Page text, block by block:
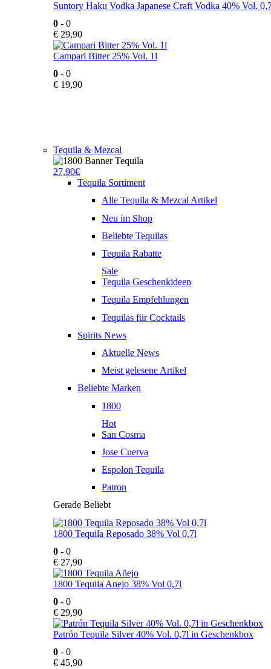
Suntory Haku Vodka Japanese Craft Vodka 40% Vol.
0 - 0
€ 29,90
Campari Bitter 25% Vol. 1l
0 - 0
€ 19,90
Tequila & Mezcal
27,90€
Tequila Sortiment
Alle Tequila & Mezcal Artikel
Neu im Shop
Beliebte Tequilas
Tequila Rabatte
Sale
Tequila Geschenkideen
Tequila Empfehlungen
Tequilas für Cocktails
Spirits News
Aktuelle News
Meist gelesene Artikel
Beliebte Marken
1800
Hot
San Cosma
Jose Cuerva
Espolon Tequila
Patron
Gerade Beliebt
1800 Tequila Reposado 38% Vol 0,7l
0 - 0
€ 27,90
1800 Tequila Anejo 38% Vol 0,7l
0 - 0
€ 29,90
Patrón Tequila Silver 40% Vol. 0,7l in Geschenkbox
0 - 0
€ 45,90